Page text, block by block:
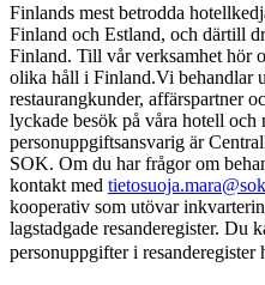
Finlands mest betrodda
Finland och Estland, och därtill
Finland. Till vår verksamhet hör
olika håll i Finland.Vi behandlar
restaurangkunder, affärspartner
lyckade besök på våra hotell och
personuppgiftsansvarig är
SOK. Om du har frågor om
kontakt med
kooperativ som utövar
lagstadgade resanderegister. Du
personuppgifter i resanderegister